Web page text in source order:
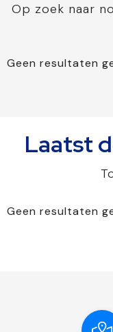
Op zoek naar
Geen resultaten
Laatst
Geen resultaten